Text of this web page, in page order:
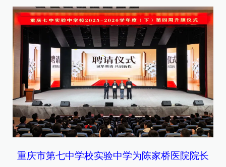
重庆市第七中学校实验中学为陈家桥医院院长